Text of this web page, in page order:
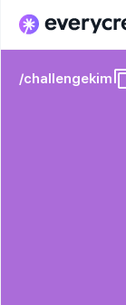
/challengekim